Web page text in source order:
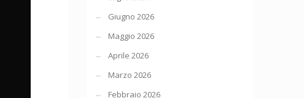
Giugno 2026
Maggio 2026
Aprile 2026
Marzo 2026
Febbraio 2026